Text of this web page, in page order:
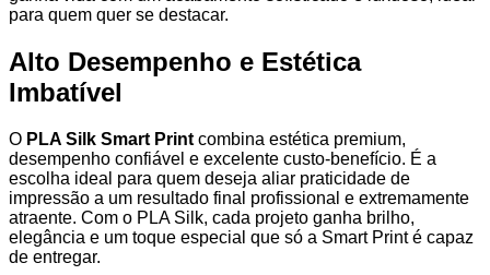
para quem quer se destacar.
Alto Desempenho e Estética
Imbatível
O PLA Silk Smart Print combina estética premium,
desempenho confiável e excelente custo-benefício. É a
escolha ideal para quem deseja aliar praticidade de
impressão a um resultado final profissional e extremamente
atraente. Com o PLA Silk, cada projeto ganha brilho,
elegância e um toque especial que só a Smart Print é capaz
de entregar.